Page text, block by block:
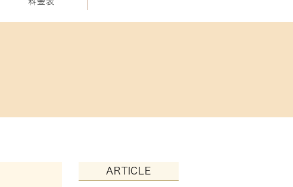
ARTICLE